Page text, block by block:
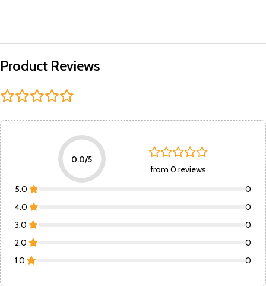
Product Reviews
0.0/5
from 0 reviews
5.0
0
4.0
0
3.0
0
2.0
0
1.0
0